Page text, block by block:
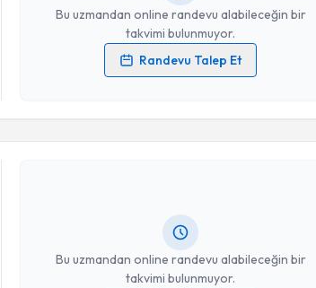
Bu uzmandan online randevu alabileceğin bir
takvimi bulunmuyor.
Randevu Talep Et
Kişisel verilerimin işlenmesine ilişkinAydınlatma Metni
işlenmesini kabul ediyorum.
Bu uzmandan online randevu alabileceğin bir
takvimi bulunmuyor.
Randevu Takvimi Talebi
Psk. Berivan Bat